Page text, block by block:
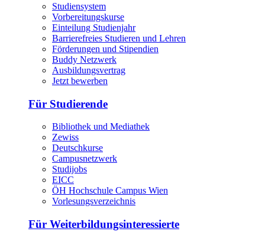
Studiensystem
Vorbereitungskurse
Einteilung Studienjahr
Barrierefreies Studieren und Lehren
Förderungen und Stipendien
Buddy Netzwerk
Ausbildungsvertrag
Jetzt bewerben
Für Studierende
Bibliothek und Mediathek
Zewiss
Deutschkurse
Campusnetzwerk
Studijobs
EICC
ÖH Hochschule Campus Wien
Vorlesungsverzeichnis
Für Weiterbildungsinteressierte